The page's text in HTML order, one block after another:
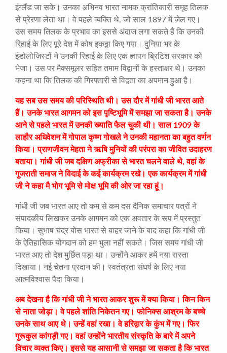
इंग्लैंड जा सके। उनका अभिनव भारत नामक क्रांतिकारी समूह तिलक
से प्रेरणा लेता था। वे पहले व्यक्ति थे, जो साल 1897 में जेल गए।
उस समय तिलक के प्रभाव का इससे अंदाज लगा सकते हैं कि उनकी
रिहाई के लिए पूरे देश में कोष इकठ्ठा किए गया। दुनिया भर के
इंडोलोजिस्टों ने उनकी रिहाई के लिए एक ज्ञापन ब्रिटिश सरकार को
भेजा। उस पर मैक्समूलर सहित तमाम विद्वानों के हस्ताक्षर थे। उनका
कहना था कि तिलक की गिरफ्तारी से विद्वता का अपमान हुआ है।
यह सब उस समय की परिस्थिति थी। उस दौर में गांधी जी भारत आते
हैं। उनके भारत आगमन को इस पृष्टिभूमि में समझा जा सकता है। उनके
आने से पहले भारत में उनकी ख्याति फैल चुकी थी। साल 1909 के
लाहौर अधिवेशन में गोपाल कृष्ण गोखले ने उनकी महानता का बहुत वर्णन
किया। प्राणजीवन मेहता ने ऋषि मुनियों की परंपरा का जीवित उदाहरण
बताया। गांधी जी जब दक्षिण अफ्रीका से भारत चलने वाले थे, वहां के
गुजराती समाज ने विदाई के कई कार्यक्रम रखे। एक कार्यक्रम में गांधी
जी ने कहा मै भोग भूमि से मोक्ष भूमि की ओर जा रहा हूं।
गांधी जी जब भारत आए तो कम से कम दस दैनिक समाचार पत्रों ने
संपादकीय लिखकर उनके आगमन को एक अवतार के रूप में प्रस्तुत
किया। सुभाष चंद्र बोस भारत से बाहर जाने के बाद कहा कि गांधी जी
के ऐतिहासिक योगदान को हम भुला नहीं सकते। जिस समय गांधी जी
भारत आए तो देश मुर्छित पड़ा था। उन्होंने आकर हमें नया रास्ता
दिखाया। नई चेतना प्रदान की। स्वतंत्रता संघर्ष के लिए नया
आत्मविश्वास पैदा किया।
अब देखना है कि गांधी जी ने भारत आकर शुरू में क्या किया। किन किन
से नाता जोड़ा। वे पहले शांति निकेतन गए। फोनिक्स आश्रम के बच्चे
उनके साथ आए थे। उन्हें वहां रखा। वे हरिद्वार के कुंभ में गए। फिर
गुरूकुल कांगड़ी गए। वहां उन्होंने भारतीय संस्कृति के बारे में अपने
विचार व्यक्त किए। इससे यह आसानी से समझा जा सकता है कि भारत